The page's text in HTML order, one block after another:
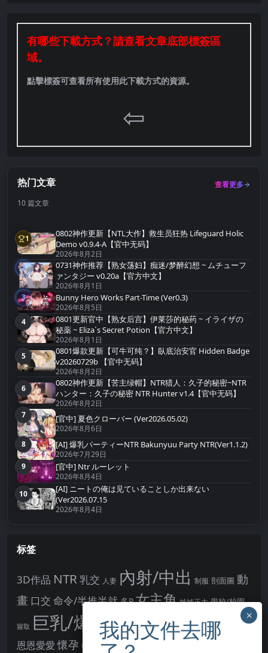
有哪些下載方式？請查看文章底部標簽區
域。
點擊標簽可查看所有使用此下載方式的資源。
⇦
热门文章
查看更多
10 篇文章
第1名
1
0802神作更新【NTL大作】救生员狂热 Lifeguard Holic
Demo v0.9.4-A【官中无码】
2026年8月2日
第2名
2
0731神作推荐【熟女荡妇】痴迷/梦醉幻想 ~ ムチューフ
ァンタジー v0.20a【官方中文】
2026年8月1日
第3名
3 Bunny Hero Works Part-Time (Ver0.3)
2026年8月5日
第4名
4
0801更新官中【熟女后宫】伊莱莎的秘药 ~ イライザの
秘薬 ~ Eliza`s Secret Potion【官方中文】
2026年8月1日
第5名
5
0801爆款更新【可牛可纯？】臥底治安官 Hidden Badge
v20260729b 【官中无码】
2026年8月2日
第6名
6
0802神作更新【苦主绿帽】NTR猎人：久子的秘密~NTR
ハンター：久子の秘密 NTR Hunter v1.4【官中无码】
2026年8月2日
第7名
7 [官中] 夏色クローバー (Ver2026.05.02)
2026年8月6日
第8名
8 [AI] 爆乳パーティーNTR Bakunyuu Party NTR(Ver1.1.2)
2026年7月29日
第9名
9 [官中] Ntr ルーレット
2026年8月4日
第10名
10
[AI] ニートの俺は见ていることしか出来ない
(Ver2026.07.15
2026年8月4日
标签
3D作品 NTR乳交 人妻 內射/中出 制服 剖面圖 動
畫 口交 命令/半推半就 多P 女主角 姊姊正太 學校/校園
寢取 巨乳/爆乳幻想 強制你播種 強制播種
恩恩愛愛 懷孕 戰鬥H 拘束 教育 男主角